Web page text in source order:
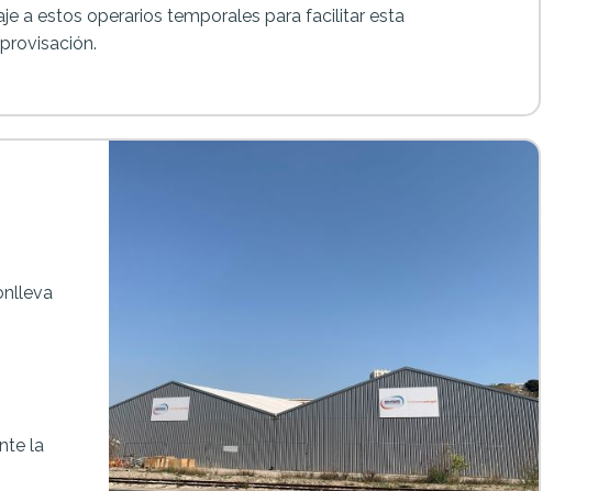
a estos operarios temporales para facilitar esta
la